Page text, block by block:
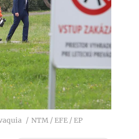
NTM / EFE / EP